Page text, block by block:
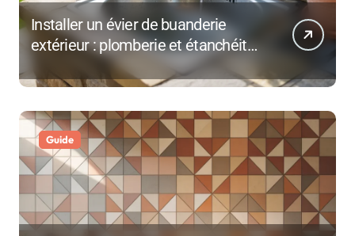
Installer un évier de buanderie
extérieur : plomberie et étanchéité
en 3 heures
Guide